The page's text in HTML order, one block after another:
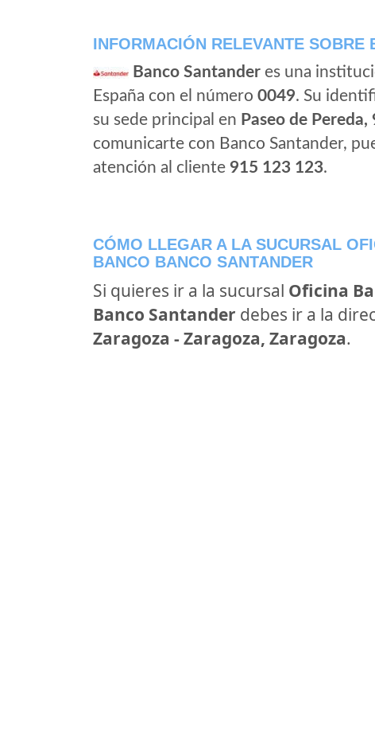
INFORMACIÓN RELEVANTE SOBRE
Banco Santander es una
España con el número 0049. Su
su sede principal en Paseo de
comunicarte con Banco Santander,
atención al cliente 915 123 123.
CÓMO LLEGAR A LA SUCURSAL
BANCO BANCO SANTANDER
Si quieres ir a la sucursal Oficina
Banco Santander debes ir a la
Zaragoza - Zaragoza, Zaragoza.